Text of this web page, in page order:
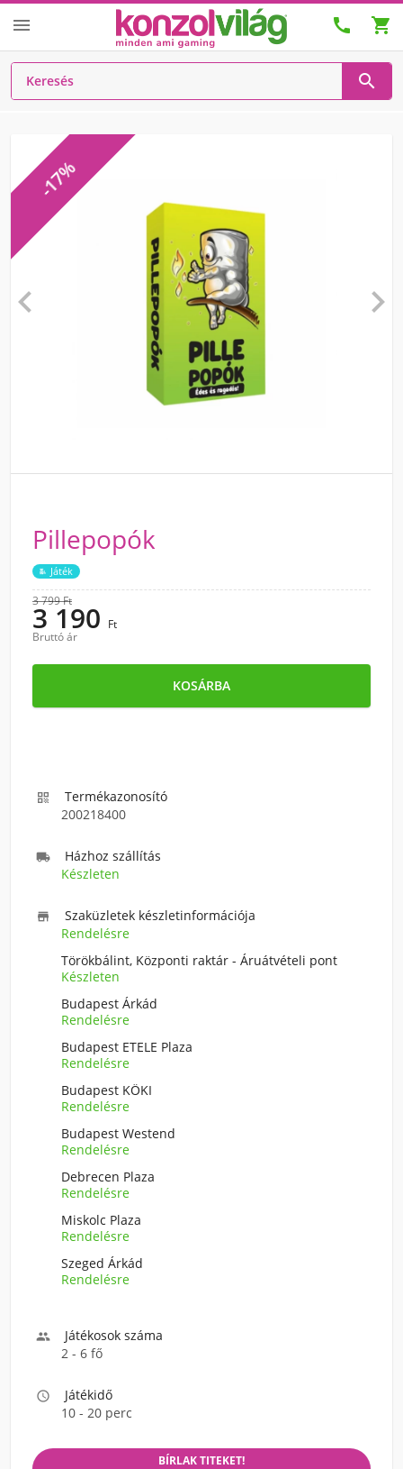
  

-17%
 
Pillepopók
Játék
3 799 Ft
3 190 Ft
Bruttó ár
KOSÁRBA

Termékazonosító
200218400

Házhoz szállítás
Készleten

Szaküzletek készletinformációja
Rendelésre
Törökbálint, Központi raktár - Áruátvételi pont
Készleten
Budapest Árkád
Rendelésre
Budapest ETELE Plaza
Rendelésre
Budapest KÖKI
Rendelésre
Budapest Westend
Rendelésre
Debrecen Plaza
Rendelésre
Miskolc Plaza
Rendelésre
Szeged Árkád
Rendelésre

Játékosok száma
2 - 6 fő

Játékidő
10 - 20 perc
BÍRLAK TITEKET!